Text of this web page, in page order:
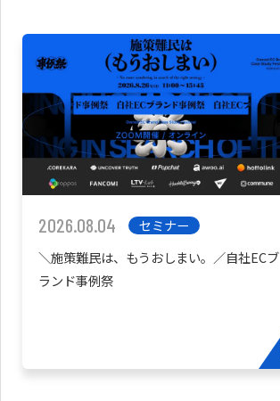
2026.08.04
セミナー
＼施策難民は、もうおしまい。／自社ECブ
ランド事例祭